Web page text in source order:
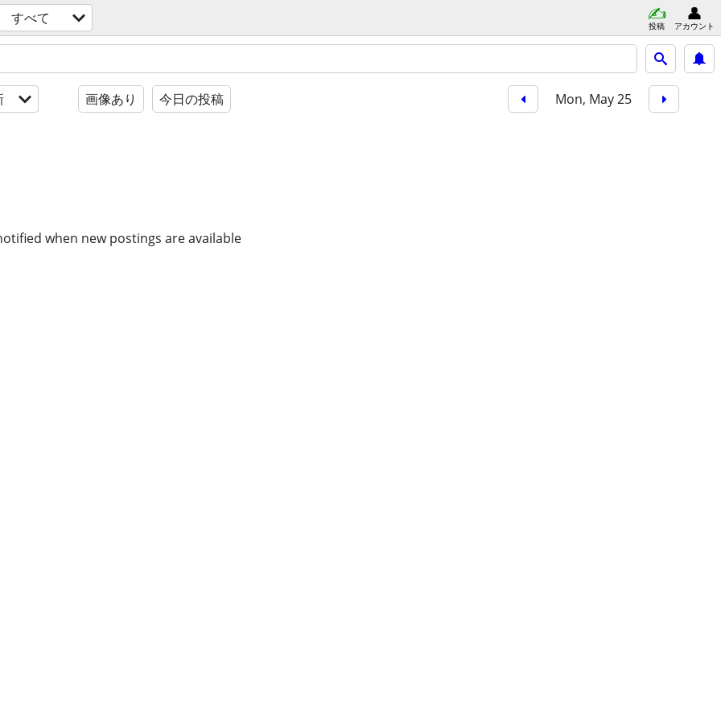
すべて 投稿 アカウント
画像あり 今日の投稿 Mon, May 25
when new postings are available